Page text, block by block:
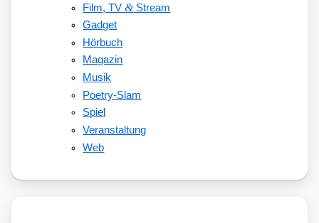
Film, TV&Stream
Gadget
Hörbuch
Magazin
Musik
Poetry-Slam
Spiel
Veranstaltung
Web